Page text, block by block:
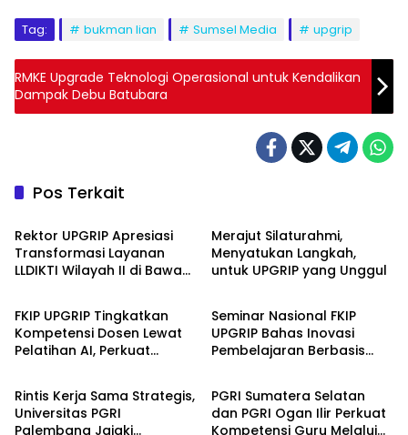
Tag: bukman lian Sumsel Media upgrip
RMKE Upgrade Teknologi Operasional untuk Kendalikan
Dampak Debu Batubara
Pos Terkait
Pendidikan
Rektor UPGRIP Apresiasi
Transformasi Layanan
LLDIKTI Wilayah II di Bawah
Merajut Silaturahmi,
Menyatukan Langkah,
untuk UPGRIP yang Unggul
Pendidikan
FKIP UPGRIP Tingkatkan
Kompetensi Dosen Lewat
Pelatihan AI, Perkuat
Pendidikan
Seminar Nasional FKIP
UPGRIP Bahas Inovasi
Pembelajaran Berbasis
Nasional
Pendidikan
Rintis Kerja Sama Strategis,
Universitas PGRI
Palembang Jajaki
Pendidikan
PGRI Sumatera Selatan
dan PGRI Ogan Ilir Perkuat
Kompetensi Guru Melalui